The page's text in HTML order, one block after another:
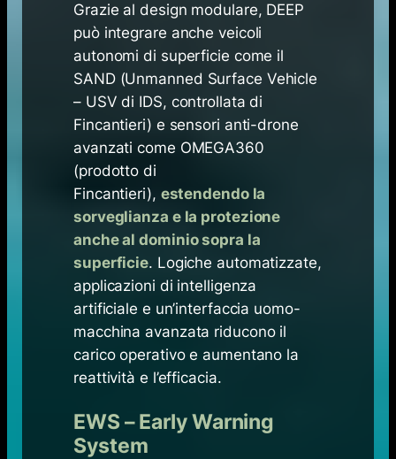
Grazie al design modulare, DEEP
può integrare anche veicoli
autonomi di superficie come il
SAND (Unmanned Surface Vehicle
– USV di IDS, controllata di
Fincantieri) e sensori anti-drone
avanzati come OMEGA360
(prodotto di
Fincantieri), estendendo la
sorveglianza e la protezione
anche al dominio sopra la
superficie. Logiche automatizzate,
applicazioni di intelligenza
artificiale e un’interfaccia uomo-
macchina avanzata riducono il
carico operativo e aumentano la
reattività e l’efficacia.
EWS – Early Warning
System